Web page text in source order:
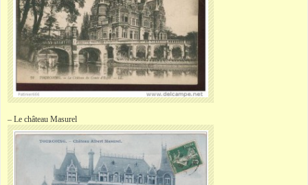
– Le château Masurel